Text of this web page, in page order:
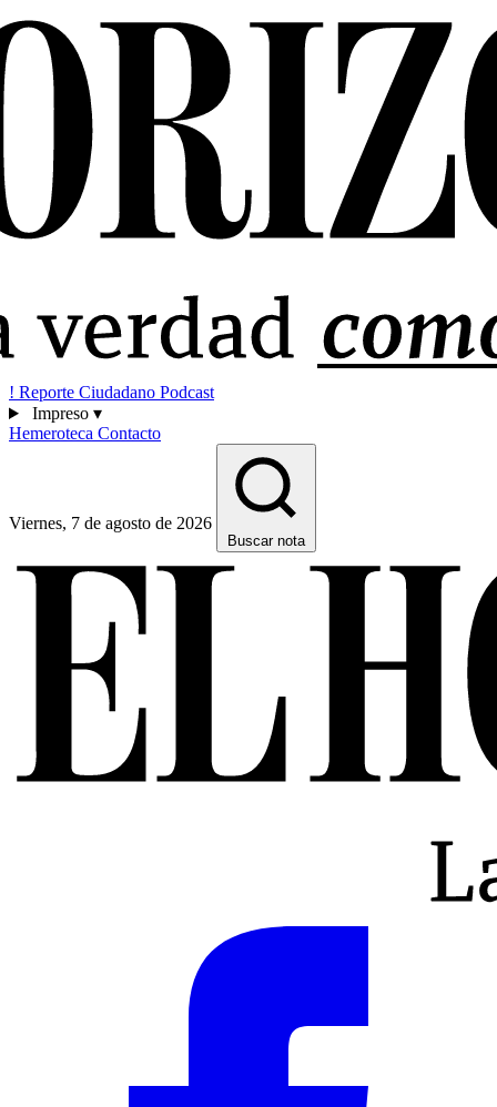
! Reporte Ciudadano Podcast
Impreso ▾
Hemeroteca Contacto
Viernes, 7 de agosto de 2026
Buscar nota